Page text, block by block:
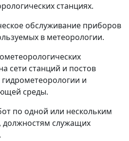
станциях.
обслуживание приборов
в метеорологии.
сети станций и постов
и
среды.
по одной или нескольким
должностям служащих